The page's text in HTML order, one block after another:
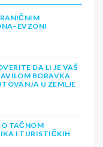
DA LI JE VAŠ
BORAVKA
U ZEMLJE
O TAČNOM
I TURISTIČKIH